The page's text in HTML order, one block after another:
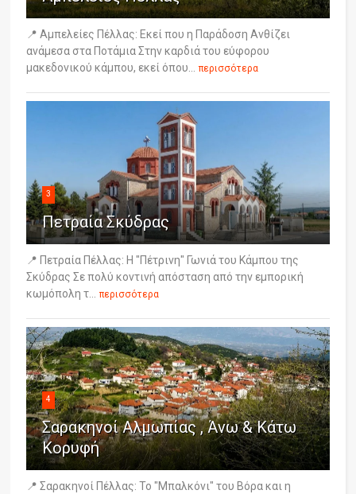
📍 Αμπελείες Πέλλας: Εκεί που η Παράδοση Ανθίζει
ανάμεσα στα Ποτάμια Στην καρδιά του εύφορου
μακεδονικού κάμπου, εκεί όπου... περισσότερα
3
Πετραία Σκύδρας
📍 Πετραία Πέλλας: Η "Πέτρινη" Γωνιά του Κάμπου της
Σκύδρας Σε πολύ κοντινή απόσταση από την εμπορική
κωμόπολη τ... περισσότερα
4
Σαρακηνοί Αλμωπίας , Άνω & Κάτω
Κορυφή
📍 Σαρακηνοί Πέλλας: Το "Μπαλκόνι" του Βόρα και η